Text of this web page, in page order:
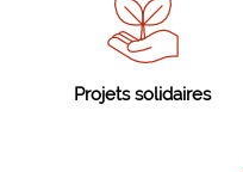
Projets solidaires